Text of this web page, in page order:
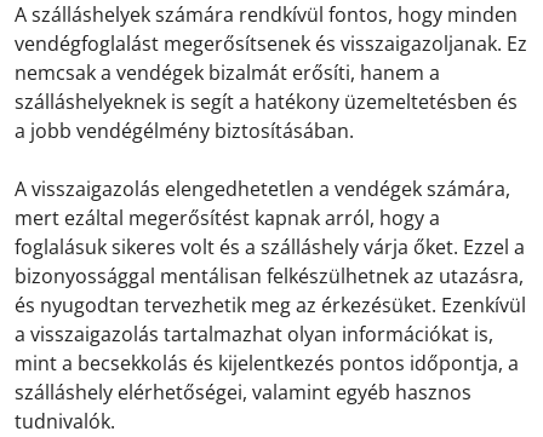
A szálláshelyek számára rendkívül fontos, hogy minden
vendégfoglalást megerősítsenek és visszaigazoljanak. Ez
nemcsak a vendégek bizalmát erősíti, hanem a
szálláshelyeknek is segít a hatékony üzemeltetésben és
a jobb vendégélmény biztosításában.
A visszaigazolás elengedhetetlen a vendégek számára,
mert ezáltal megerősítést kapnak arról, hogy a
foglalásuk sikeres volt és a szálláshely várja őket. Ezzel a
bizonyossággal mentálisan felkészülhetnek az utazásra,
és nyugodtan tervezhetik meg az érkezésüket. Ezenkívül
a visszaigazolás tartalmazhat olyan információkat is,
mint a becsekkolás és kijelentkezés pontos időpontja, a
szálláshely elérhetőségei, valamint egyéb hasznos
tudnivalók.